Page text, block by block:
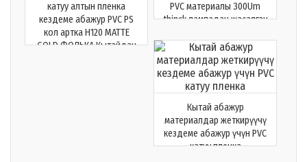
катуу алтын пленка
кездеме абажур PVC PS
кол артка H120 MATTE
GOLD ФОЛЬКА Кытайдан
PVC материалы 300Um
thinck лампадан жасалган
Кытай абажур
материалдар жеткирүүчү
кездеме абажур үчүн PVC
катуу пленка